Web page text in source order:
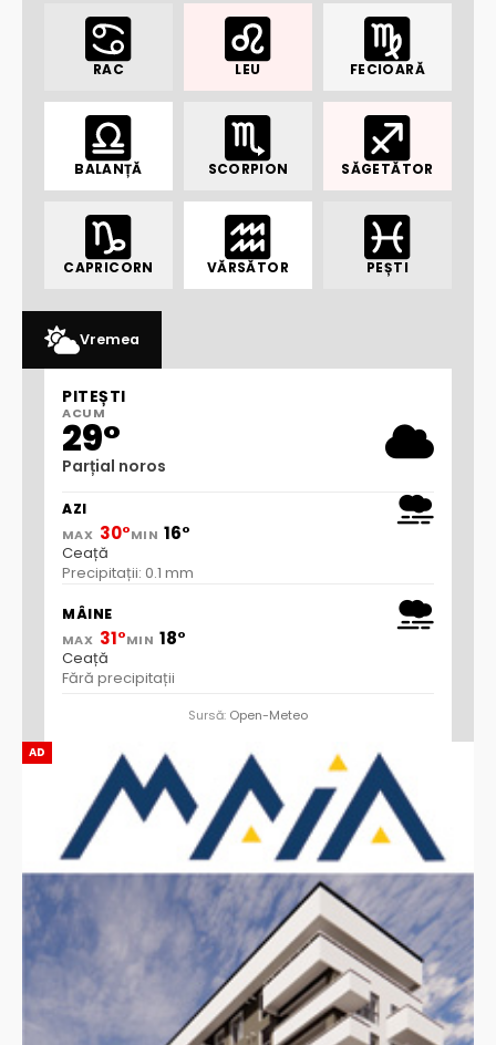
AD
RAC LEU FECIOARĂ
BALANȚĂ SCORPION SĂGETĂTOR
CAPRICORN VĂRSĂTOR PEȘTI
Vremea
PITEȘTI
ACUM
29°
Parțial noros
AZI
MAX 30°MIN 16°
Ceață
Precipitații: 0.1 mm
MÂINE
MAX 31°MIN 18°
Ceață
Fără precipitații
Sursă: Open-Meteo